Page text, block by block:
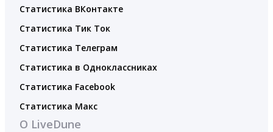
Статистика ВКонтакте
Статистика Тик Ток
Статистика Телеграм
Статистика в Одноклассниках
Статистика Facebook
Статистика Макс
О LiveDune